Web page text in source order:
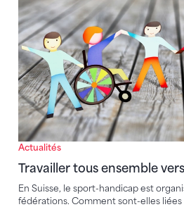
Actualités
Travailler tous ensemble
En Suisse, le sport-handicap est
fédérations. Comment sont-elles